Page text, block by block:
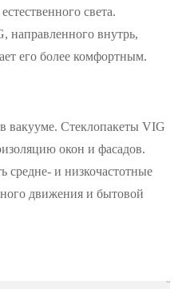
света.
направленного внутрь,
его более комфортным.
вакууме. Стеклопакеты VIG
окон и фасадов.
средне- и низкочастотные
движения и бытовой